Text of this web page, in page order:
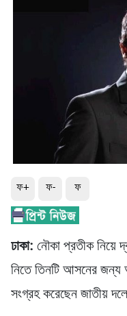
ফ+ ফ- ফ
ঢাকা:নৌকা প্রতীক নিয়ে
নিতে তিনটি আসনের
সংগ্রহ করেছেন জাতীয়